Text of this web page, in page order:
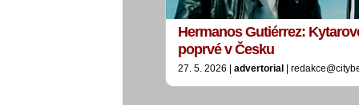
Hermanos Gutiérrez:
poprvé v Česku
27. 5. 2026 | advertorial |